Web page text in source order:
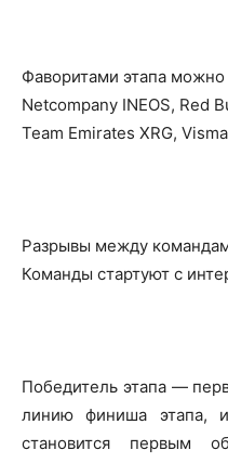
Фаворитами этапа можно
Netcompany INEOS, Red
Team Emirates XRG,
Разрывы между
Команды стартуют с
Победитель этапа —
линию финиша этапа,
становится первым